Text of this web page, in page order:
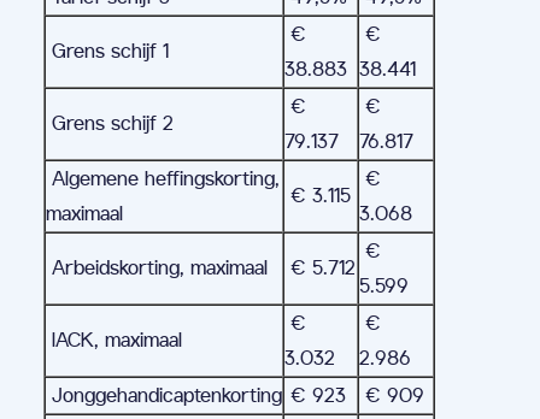
Grens schijf 1
€
38.883
€
38.441
Grens schijf 2
€
79.137
€
76.817
Algemene heffingskorting,
maximaal
€ 3.115
€
3.068
Arbeidskorting, maximaal € 5.712
€
5.599
IACK, maximaal
€
3.032
€
2.986
Jonggehandicaptenkorting € 923 € 909